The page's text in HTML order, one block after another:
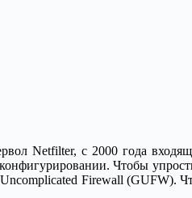
Netfilter, с 2000 года
Чтобы
Firewall (GUFW).